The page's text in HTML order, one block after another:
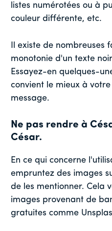
listes numérotées ou à
couleur différente, etc.
Il existe de nombreuses
monotonie d'un texte
Essayez-en quelques-
convient le mieux à
message.
Ne pas rendre à
César.
En ce qui concerne
empruntez des images
de les mentionner. Cela
images provenant de
gratuites comme